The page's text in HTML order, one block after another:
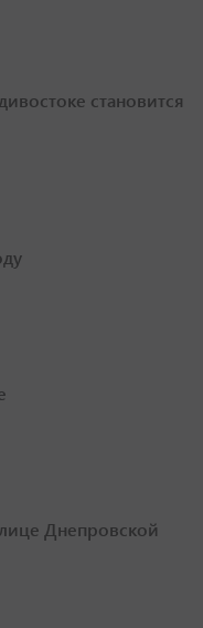
становится
Днепровской